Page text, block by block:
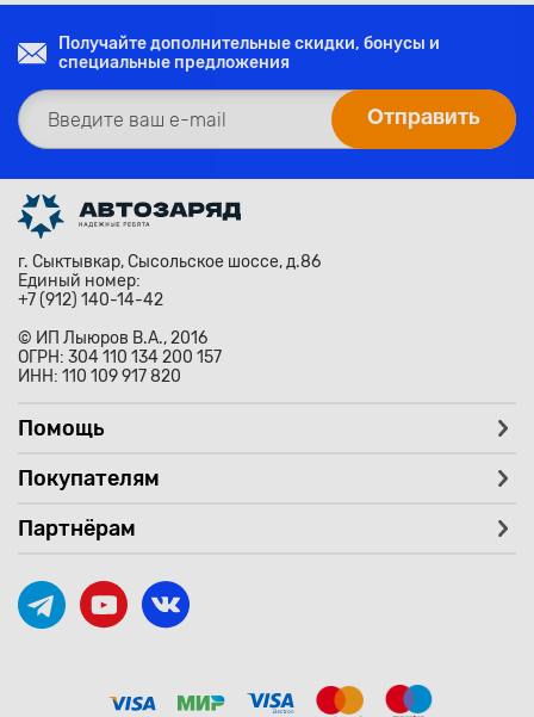
Получайте дополнительные скидки, бонусы и
специальные предложения
г. Сыктывкар, Сысольское шоссе, д.86
Единый номер:
+7 (912) 140-14-42
© ИП Лыюров В.А., 2016
ОГРН: 304 110 134 200 157
ИНН: 110 109 917 820
Помощь
Покупателям
Партнёрам